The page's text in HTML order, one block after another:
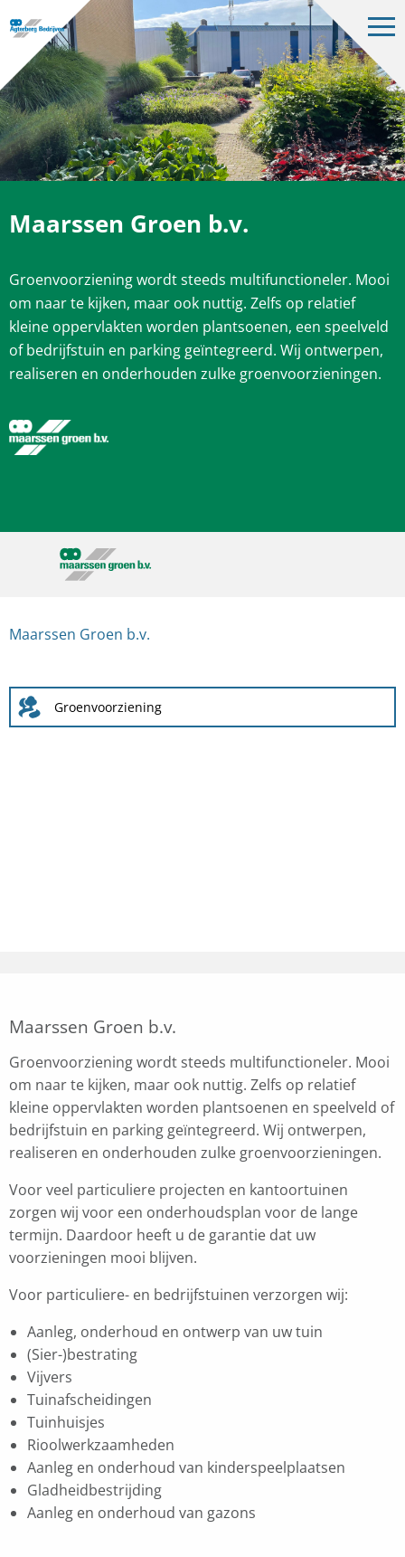
Bedrijven
Projecten
Over ons
Vacatures
Contact
NL
Maarssen Groen b.v.
Groenvoorziening wordt steeds multifunctioneler. Mooi
om naar te kijken, maar ook nuttig. Zelfs op relatief
kleine oppervlakten worden plantsoenen, een speelveld
of bedrijfstuin en parking geïntegreerd. Wij ontwerpen,
realiseren en onderhouden zulke groenvoorzieningen.
Maarssen Groen b.v.
Groenvoorziening
Maarssen Groen b.v.
Groenvoorziening wordt steeds multifunctioneler. Mooi
om naar te kijken, maar ook nuttig. Zelfs op relatief
kleine oppervlakten worden plantsoenen en speelveld of
bedrijfstuin en parking geïntegreerd. Wij ontwerpen,
realiseren en onderhouden zulke groenvoorzieningen.
Voor veel particuliere projecten en kantoortuinen
zorgen wij voor een onderhoudsplan voor de lange
termijn. Daardoor heeft u de garantie dat uw
voorzieningen mooi blijven.
Voor particuliere- en bedrijfstuinen verzorgen wij:
Aanleg, onderhoud en ontwerp van uw tuin
(Sier-)bestrating
Vijvers
Tuinafscheidingen
Tuinhuisjes
Rioolwerkzaamheden
Aanleg en onderhoud van kinderspeelplaatsen
Gladheidbestrijding
Aanleg en onderhoud van gazons